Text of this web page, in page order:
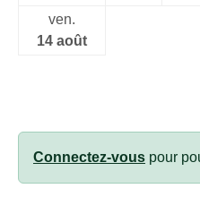
ven.
14 août
Connectez-vous pour